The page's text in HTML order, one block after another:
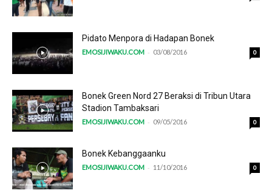
Pidato Menpora di Hadapan Bonek
EMOSIJIWAKU.COM - 03/08/2016 0
Bonek Green Nord 27 Beraksi di Tribun Utara
Stadion Tambaksari
EMOSIJIWAKU.COM - 09/05/2016 0
Bonek Kebanggaanku
EMOSIJIWAKU.COM - 11/10/2016 0